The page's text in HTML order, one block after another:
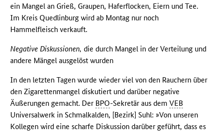
ein Mangel an Grieß, Graupen, Haferflocken, Eiern und Tee.
Im Kreis Quedlinburg wird ab Montag nur noch
Hammelfleisch verkauft.
Negative Diskussionen, die durch Mangel in der Verteilung und
andere Mängel ausgelöst wurden
In den letzten Tagen wurde wieder viel von den Rauchern über
den Zigarettenmangel diskutiert und darüber negative
Äußerungen gemacht. Der BPO-Sekretär aus demVEB
Universalwerk in Schmalkalden, [Bezirk] Suhl: »Von unseren
Kollegen wird eine scharfe Diskussion darüber geführt, dass es